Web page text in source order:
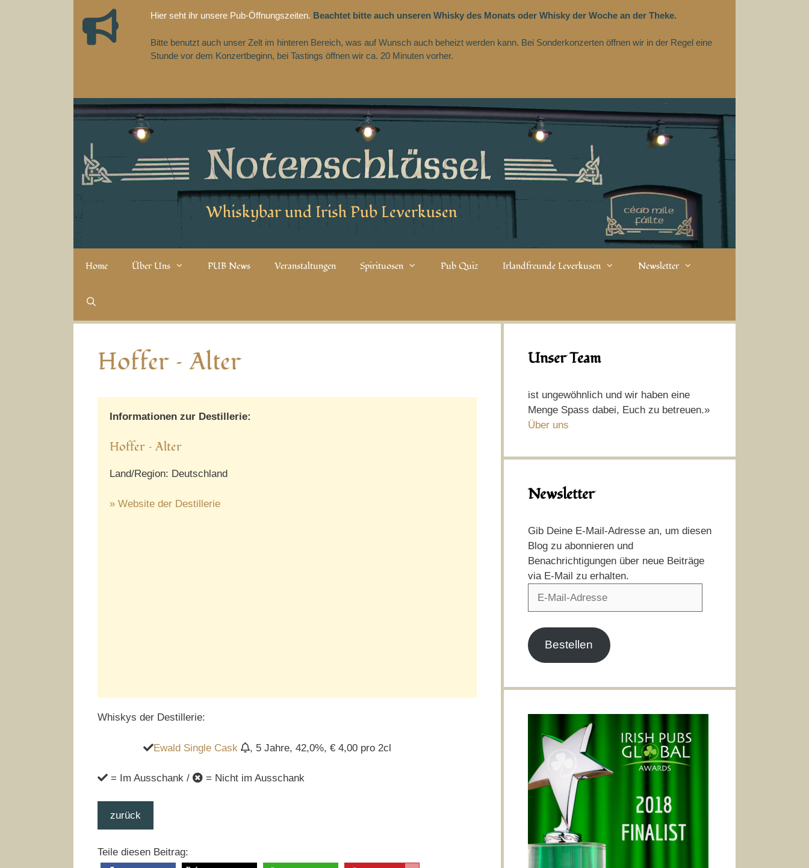
Hier seht ihr unsere Pub-Öffnungszeiten. Beachtet bitte auch unseren Whisky des Monats oder Whisky der Woche an der Theke.
Bitte benutzt auch unser Zelt im hinteren Bereich, was auf Wunsch auch beheizt werden kann. Bei Sonderkonzerten öffnen wir in der Regel eine
Stunde vor dem Konzertbeginn, bei Tastings öffnen wir ca. 20 Minuten vorher.
Whiskybar und Irish Pub Leverkusen
Home Über Uns PUB News Veranstaltungen Spirituosen Pub Quiz Irlandfreunde Leverkusen Newsletter
Hoffer – Alter
Informationen zur Destillerie:
Hoffer – Alter
Land/Region: Deutschland
» Website der Destillerie
Whiskys der Destillerie:
Ewald Single Cask , 5 Jahre, 42,0%, € 4,00 pro 2cl
= Im Ausschank / = Nicht im Ausschank
zurück
Teile diesen Beitrag:
Unser Team
ist ungewöhnlich und wir haben eine
Menge Spass dabei, Euch zu betreuen.»
Über uns
Newsletter
Gib Deine E-Mail-Adresse an, um diesen
Blog zu abonnieren und
Benachrichtigungen über neue Beiträge
via E-Mail zu erhalten.
Bestellen